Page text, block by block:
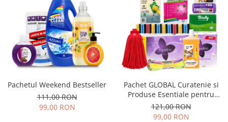
Pachetul Weekend Bestseller
111,00 RON
99,00 RON
Pachet GLOBAL Curatenie si
Produse Esentiale pentru
Casa 11 Produse
121,00 RON
99,00 RON